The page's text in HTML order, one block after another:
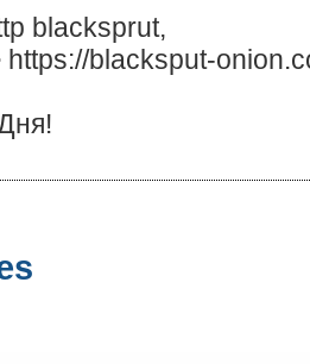
blacksprut,
blacksput-